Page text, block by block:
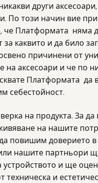
други
По този начин вие
че Платформата няма
за каквито и да било
причинени от
на аксесоари и че по
Платформата да
себестойност.
на продукта. За
на нашите
повишим доверието в
или нашите партньори
устройството и ще
техническа и